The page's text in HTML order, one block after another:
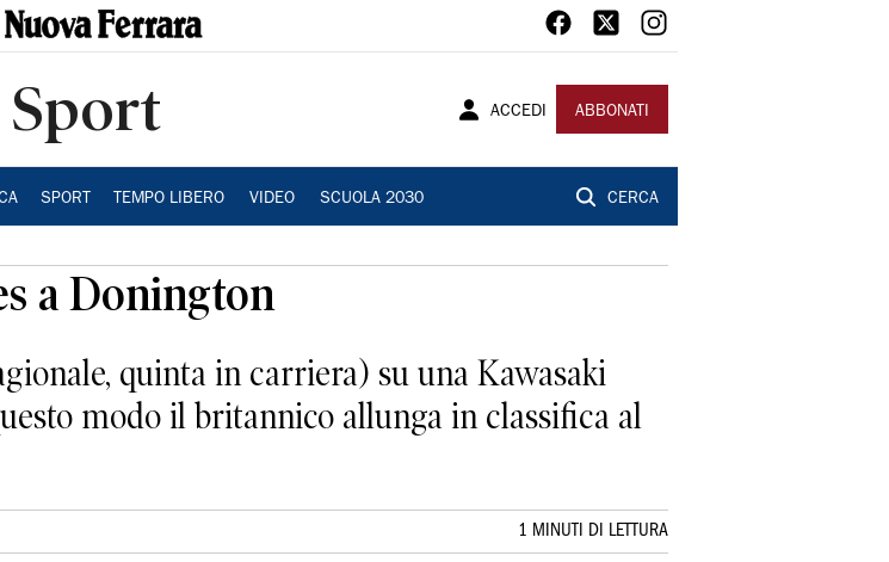
Sport ACCEDI ABBONATI
SPORT TEMPO LIBERO VIDEO SCUOLA 2030 CERCA
a Donington
quinta in carriera) su una Kawasaki
modo il britannico allunga in classifica al
1 MINUTI DI LETTURA